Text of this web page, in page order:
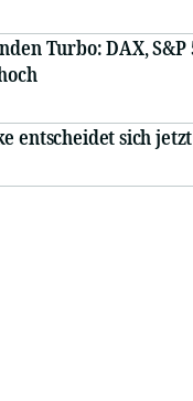
Turbo: DAX,
entscheidet sich